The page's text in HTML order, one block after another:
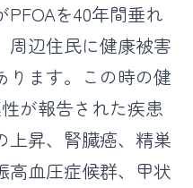
を40年間垂れ
周辺住民に健康被害
ります。この時の健
が報告された疾患
上昇、腎臓癌、精巣
高血圧症候群、甲状